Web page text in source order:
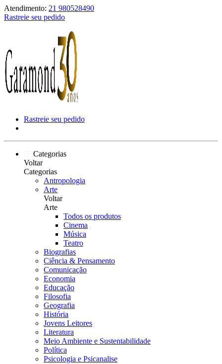
Atendimento: 21 980528490
Rastreie seu pedido
Rastreie seu pedido
Categorias
Voltar
Categorias
Antropologia
Arte
Voltar
Arte
Todos os produtos
Cinema
Música
Teatro
Biografias
Ciência & Pensamento
Comunicação
Economia
Educação
Filosofia
Geografia
História
Jovens Leitores
Literatura
Meio Ambiente e Sustentabilidade
Política
Psicologia e Psicanalise